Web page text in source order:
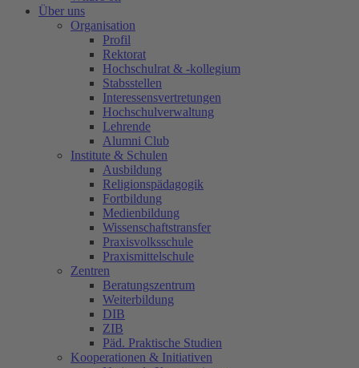
Über uns
Organisation
Profil
Rektorat
Hochschulrat & -kollegium
Stabsstellen
Interessensvertretungen
Hochschulverwaltung
Lehrende
Alumni Club
Institute & Schulen
Ausbildung
Religionspädagogik
Fortbildung
Medienbildung
Wissenschaftstransfer
Praxisvolksschule
Praxismittelschule
Zentren
Beratungszentrum
Weiterbildung
DIB
ZIB
Päd. Praktische Studien
Kooperationen & Initiativen